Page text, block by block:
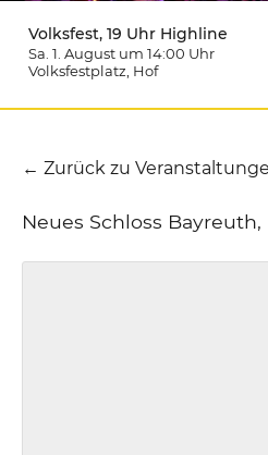
Volksfest, 19 Uhr Highline
Sa. 1. August um 14:00 Uhr
Volksfestplatz , Hof
← Zurück zu
Neues Schloss Bayreuth,